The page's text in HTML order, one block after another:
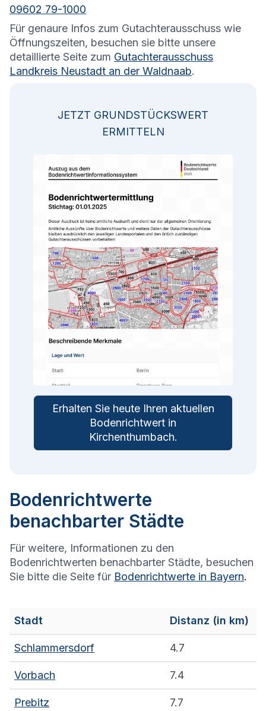
09602 79-1000
Für genaure Infos zum Gutachterausschuss wie
Öffnungszeiten, besuchen sie bitte unsere
detaillierte Seite zum Gutachterausschuss
Landkreis Neustadt an der Waldnaab.
JETZT GRUNDSTÜCKSWERT
ERMITTELN
Erhalten Sie heute Ihren aktuellen
Bodenrichtwert in
Kirchenthumbach.
Bodenrichtwerte
benachbarter Städte
Für weitere, Informationen zu den
Bodenrichtwerten benachbarter Städte, besuchen
Sie bitte die Seite für Bodenrichtwerte in Bayern.
Stadt Distanz (in km)
Schlammersdorf 4.7
Vorbach 7.4
Prebitz 7.7